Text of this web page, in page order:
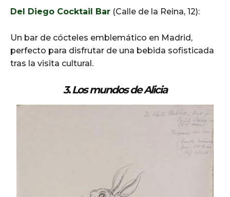
Del Diego Cocktail Bar (Calle de la Reina, 12):
Un bar de cócteles emblemático en Madrid,
perfecto para disfrutar de una bebida sofisticada
tras la visita cultural.​
3.Los mundos de Alicia